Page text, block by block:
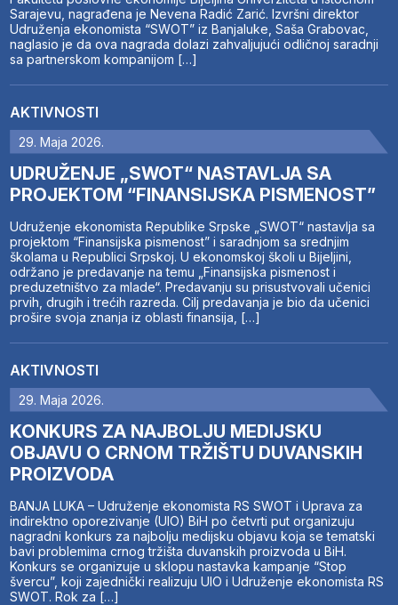
Sarajevu, nagrađena je Nevena Radić Zarić. Izvršni direktor
Udruženja ekonomista “SWOT” iz Banjaluke, Saša Grabovac,
naglasio je da ova nagrada dolazi zahvaljujući odličnoj saradnji
sa partnerskom kompanijom […]
AKTIVNOSTI
29. Maja 2026.
UDRUŽENJE „SWOT“ NASTAVLJA SA
PROJEKTOM “FINANSIJSKA PISMENOST”
Udruženje ekonomista Republike Srpske „SWOT“ nastavlja sa
projektom “Finansijska pismenost” i saradnjom sa srednjim
školama u Republici Srpskoj. U ekonomskoj školi u Bijeljini,
održano je predavanje na temu „Finansijska pismenost i
preduzetništvo za mlade“. Predavanju su prisustvovali učenici
prvih, drugih i trećih razreda. Cilj predavanja je bio da učenici
prošire svoja znanja iz oblasti finansija, […]
AKTIVNOSTI
29. Maja 2026.
KONKURS ZA NAJBOLJU MEDIJSKU
OBJAVU O CRNOM TRŽIŠTU DUVANSKIH
PROIZVODA
BANJA LUKA – Udruženje ekonomista RS SWOT i Uprava za
indirektno oporezivanje (UIO) BiH po četvrti put organizuju
nagradni konkurs za najbolju medijsku objavu koja se tematski
bavi problemima crnog tržišta duvanskih proizvoda u BiH.
Konkurs se organizuje u sklopu nastavka kampanje “Stop
švercu”, koji zajednički realizuju UIO i Udruženje ekonomista RS
SWOT. Rok za […]